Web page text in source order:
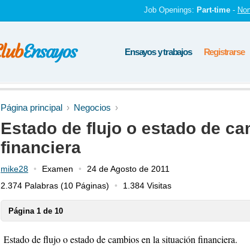
Job Openings: Part-time -
Ensayos y trabajos Registrarse
Página principal Negocios
Estado de flujo o estado de
financiera
mike28 Examen
24 de Agosto de 2011
2.374 Palabras (10 Páginas) 1.384 Visitas
Página 1 de 10
Estado de flujo o estado de cambios en la situación financiera.